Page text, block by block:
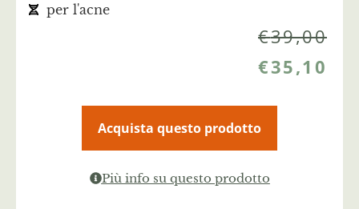
per l'acne
€39,00
€35,10
Acquista questo prodotto
Più info su questo prodotto